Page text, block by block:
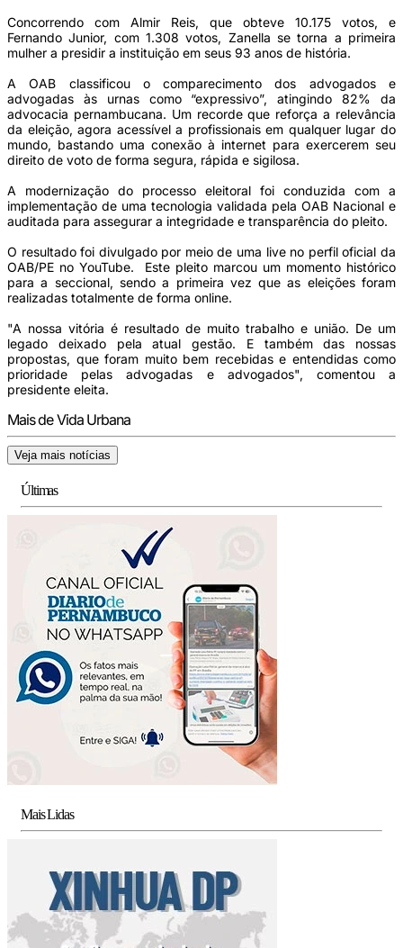
Concorrendo com Almir Reis, que obteve 10.175 votos, e
Fernando Junior, com 1.308 votos, Zanella se torna a primeira
mulher a presidir a instituição em seus 93 anos de história.
A OAB classificou o comparecimento dos advogados e
advogadas às urnas como “expressivo”, atingindo 82% da
advocacia pernambucana. Um recorde que reforça a relevância
da eleição, agora acessível a profissionais em qualquer lugar do
mundo, bastando uma conexão à internet para exercerem seu
direito de voto de forma segura, rápida e sigilosa.
A modernização do processo eleitoral foi conduzida com a
implementação de uma tecnologia validada pela OAB Nacional e
auditada para assegurar a integridade e transparência do pleito.
O resultado foi divulgado por meio de uma live no perfil oficial da
OAB/PE no YouTube. Este pleito marcou um momento histórico
para a seccional, sendo a primeira vez que as eleições foram
realizadas totalmente de forma online.
"A nossa vitória é resultado de muito trabalho e união. De um
legado deixado pela atual gestão. E também das nossas
propostas, que foram muito bem recebidas e entendidas como
prioridade pelas advogadas e advogados", comentou a
presidente eleita.
Mais de Vida Urbana
Veja mais notícias
Últimas
Mais Lidas